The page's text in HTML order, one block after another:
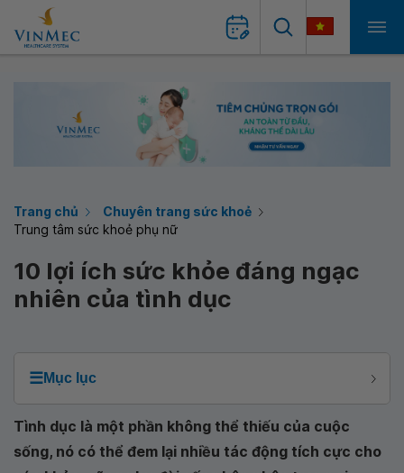
Trang chủ
Chuyên trang sức khoẻ
Trung tâm sức khoẻ phụ nữ
10 lợi ích sức khỏe đáng ngạc
nhiên của tình dục
☰Mục lục
Tình dục là một phần không thể thiếu của cuộc
sống, nó có thể đem lại nhiều tác động tích cực cho